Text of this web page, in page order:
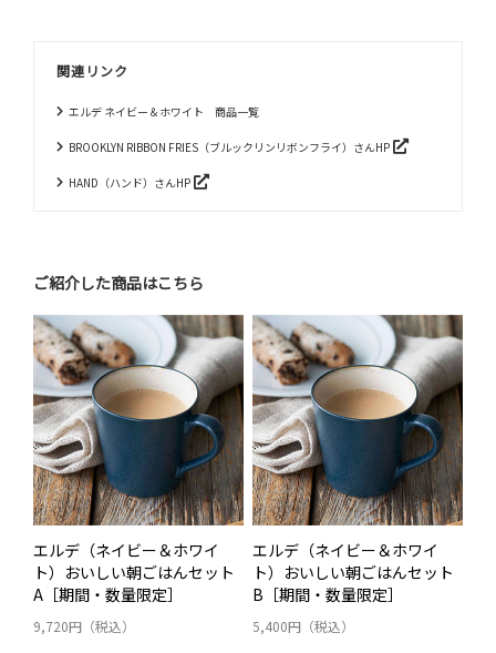
関連リンク
エルデ ネイビー＆ホワイト 商品一覧
BROOKLYN RIBBON FRIES（ブルックリンリボンフライ）さんHP
HAND（ハンド）さんHP
ご紹介した商品はこちら
エルデ（ネイビー＆ホワイ
ト）おいしい朝ごはんセット
A［期間・数量限定］
9,720円（税込）
エルデ（ネイビー＆ホワイ
ト）おいしい朝ごはんセット
B［期間・数量限定］
5,400円（税込）